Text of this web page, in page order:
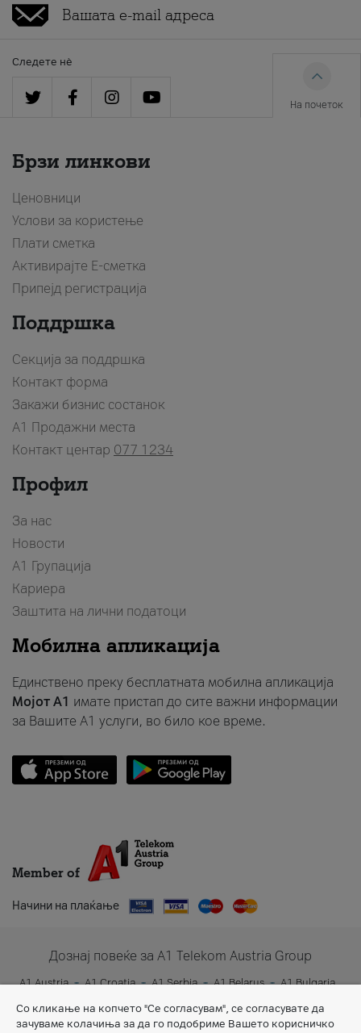
Следете нè
На почеток
Брзи линкови
Ценовници
Услови за користење
Плати сметка
Активирајте Е-сметка
Припејд регистрација
Поддршка
Секција за поддршка
Контакт форма
Закажи бизнис состанок
A1 Продажни места
Контакт центар 077 1234
Профил
За нас
Новости
А1 Групација
Кариера
Заштита на лични податоци
Мобилна апликација
Единствено преку бесплатната мобилна апликација
Мојот A1 имате пристап до сите важни информации
за Вашите A1 услуги, во било кое време.
Member of
Начини на плаќање
Дознај повеќе за A1 Telekom Austria Group
A1 Austria A1 Croatia A1 Serbia A1 Belarus
A1 Bulgaria
A1 Slovenia
A1 Digital
Со кликање на копчето "Се согласувам", се согласувате да
зачуваме колачиња за да го подобриме Вашето корисничко